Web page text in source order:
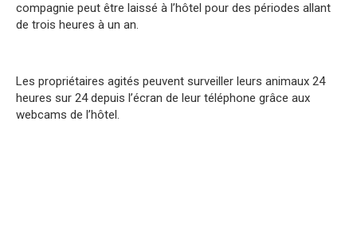
compagnie peut être laissé à l’hôtel pour des périodes allant
de trois heures à un an.
Les propriétaires agités peuvent surveiller leurs animaux 24
heures sur 24 depuis l’écran de leur téléphone grâce aux
webcams de l’hôtel.